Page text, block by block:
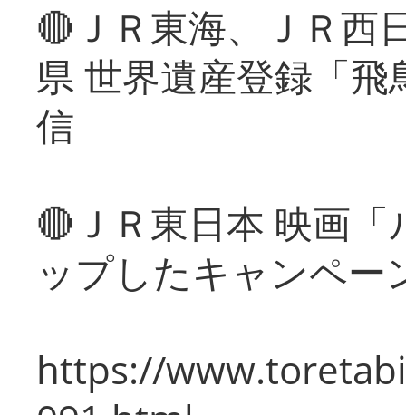
🔴ＪＲ東海、ＪＲ西
県 世界遺産登録「
信
🔴ＪＲ東日本 映画
ップしたキャンペー
https://